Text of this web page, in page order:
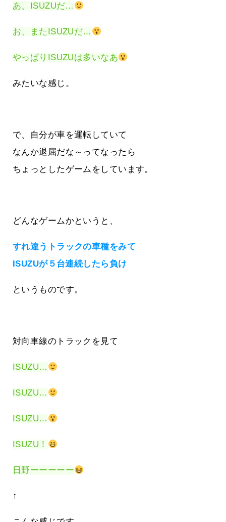
あ、ISUZUだ…
お、またISUZUだ…
やっぱりISUZUは多いなあ
みたいな感じ。
で、自分が車を運転していて
なんか退屈だな～ってなったら
ちょっとしたゲームをしています。
どんなゲームかというと、
すれ違うトラックの車種をみて
ISUZUが５台連続したら負け
というものです。
対向車線のトラックを見て
ISUZU…
ISUZU…
ISUZU…
ISUZU！
日野ーーーーー
↑